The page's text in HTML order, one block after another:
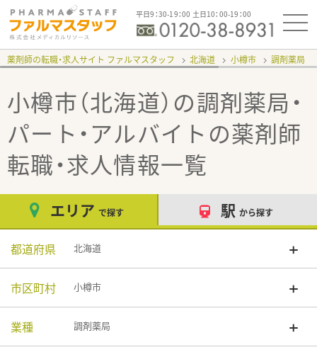
平日9：30-19：00 土日10：00-19：00
薬剤師の転職・求人サイト ファルマスタッフ 北海道 小樽市 調剤薬局
小樽市（北海道）の調剤薬局・
パート・アルバイト の薬剤師
転職・求人情報一覧
エリア で探す 駅 から探す
都道府県 北海道
市区町村 小樽市
業種 調剤薬局